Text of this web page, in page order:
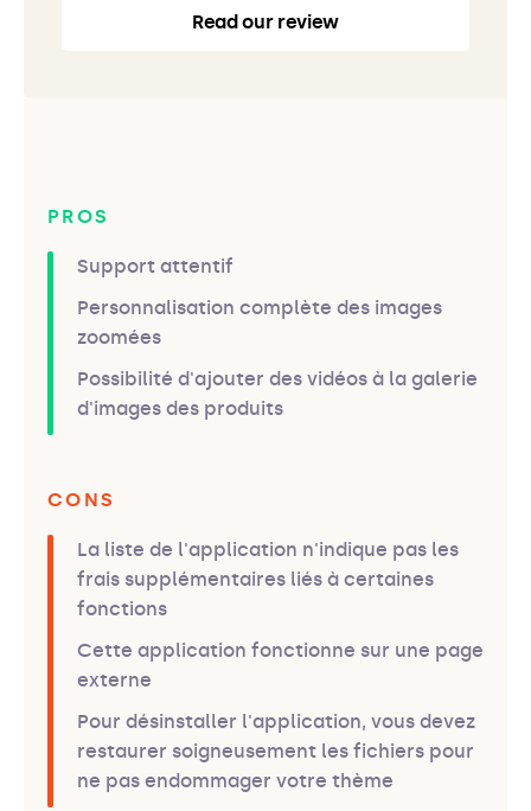
Read our review
PROS
Support attentif
Personnalisation complète des images
zoomées
Possibilité d'ajouter des vidéos à la galerie
d'images des produits
CONS
La liste de l'application n'indique pas les
frais supplémentaires liés à certaines
fonctions
Cette application fonctionne sur une page
externe
Pour désinstaller l'application, vous devez
restaurer soigneusement les fichiers pour
ne pas endommager votre thème